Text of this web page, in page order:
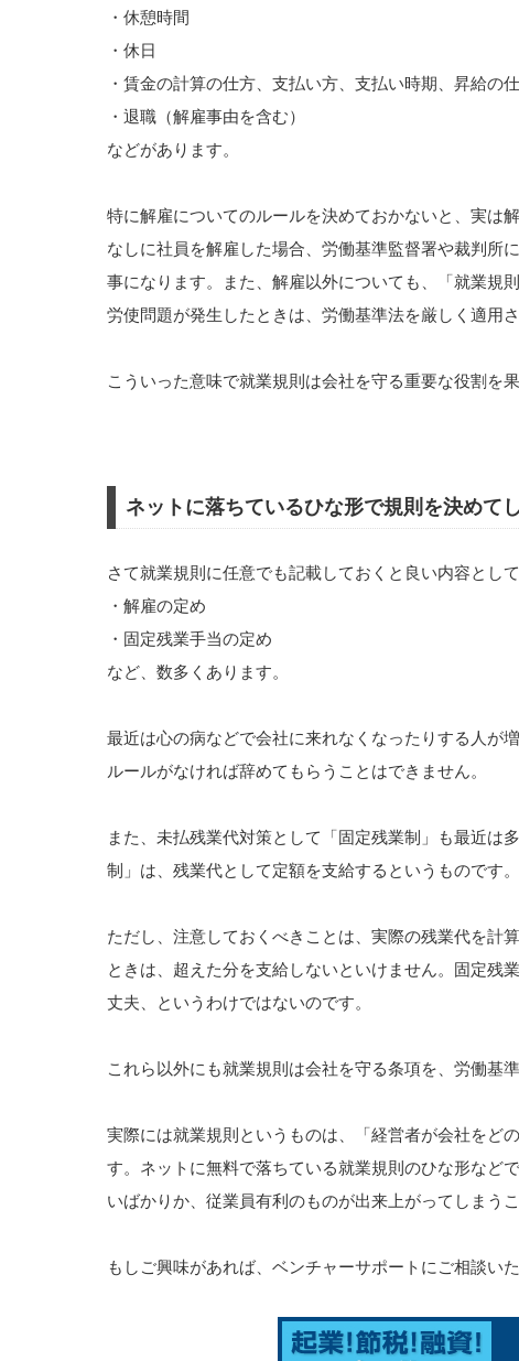
・休憩時間
・休日
・賃金の計算の仕方、支払い方、支払い時期、昇給の
・退職（解雇事由を含む）
などがあります。
特に解雇についてのルールを決めておかないと、実は
なしに社員を解雇した場合、労働基準監督署や裁判所
事になります。また、解雇以外についても、「就業規
労使問題が発生したときは、労働基準法を厳しく適用さ
こういった意味で就業規則は会社を守る重要な役割を果
ネットに落ちているひな形で規則を決めて
さて就業規則に任意でも記載しておくと良い内容として
・解雇の定め
・固定残業手当の定め
など、数多くあります。
最近は心の病などで会社に来れなくなったりする人が
ルールがなければ辞めてもらうことはできません。
また、未払残業代対策として「固定残業制」も最近は
制」は、残業代として定額を支給するというものです。
ただし、注意しておくべきことは、実際の残業代を計
ときは、超えた分を支給しないといけません。固定残
丈夫、というわけではないのです。
これら以外にも就業規則は会社を守る条項を、労働基
実際には就業規則というものは、「経営者が会社をど
す。ネットに無料で落ちている就業規則のひな形など
いばかりか、従業員有利のものが出来上がってしまう
もしご興味があれば、ベンチャーサポートにご相談い